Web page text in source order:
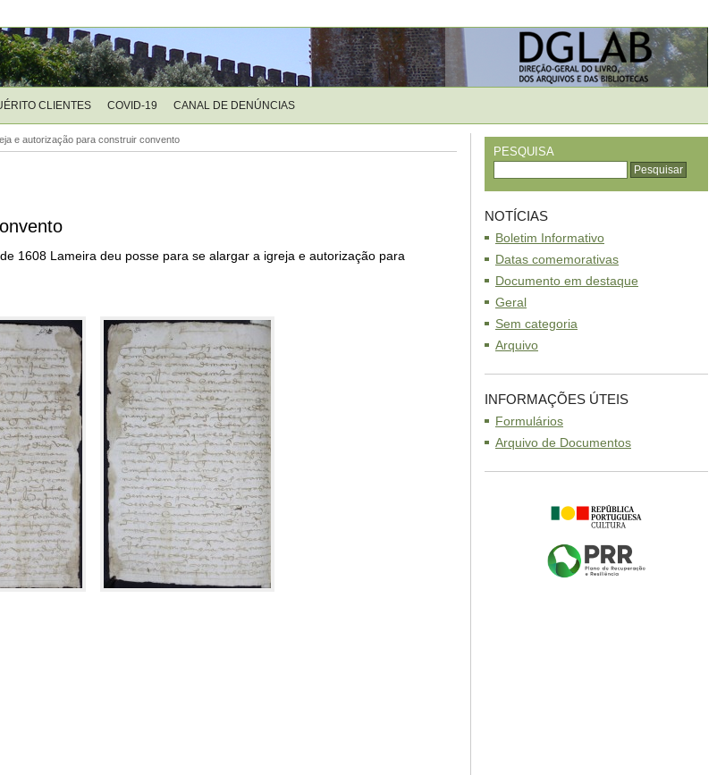
CLIENTES COVID-19 CANAL DE DENÚNCIAS
e autorização para construir convento
1608 Lameira deu posse para se alargar a igreja e autorização para
PESQUISA
NOTÍCIAS
Boletim Informativo
Datas comemorativas
Documento em destaque
Geral
Sem categoria
Arquivo
INFORMAÇÕES ÚTEIS
Formulários
Arquivo de Documentos